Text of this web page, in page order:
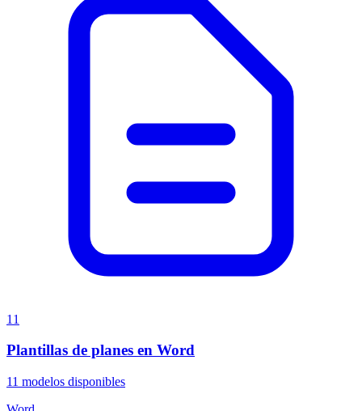
11
Plantillas de planes en Word
11 modelos disponibles